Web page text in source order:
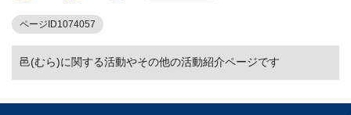
ページID1074057
邑(むら)に関する活動やその他の活動紹介ページです